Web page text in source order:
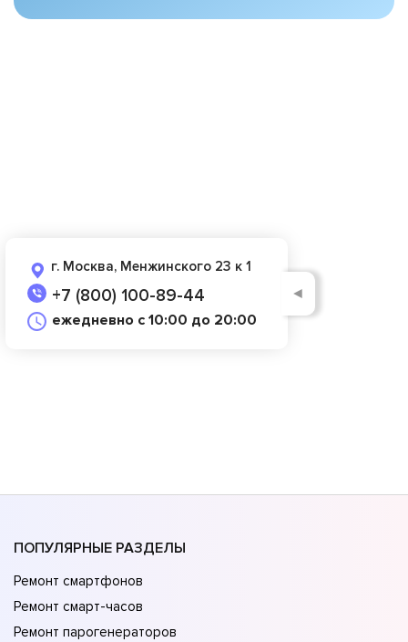
г. Москва, Менжинского 23 к 1
+7 (800) 100-89-44
ежедневно с 10:00 до 20:00
◄
ПОПУЛЯРНЫЕ РАЗДЕЛЫ
Ремонт смартфонов
Ремонт смарт-часов
Ремонт парогенераторов